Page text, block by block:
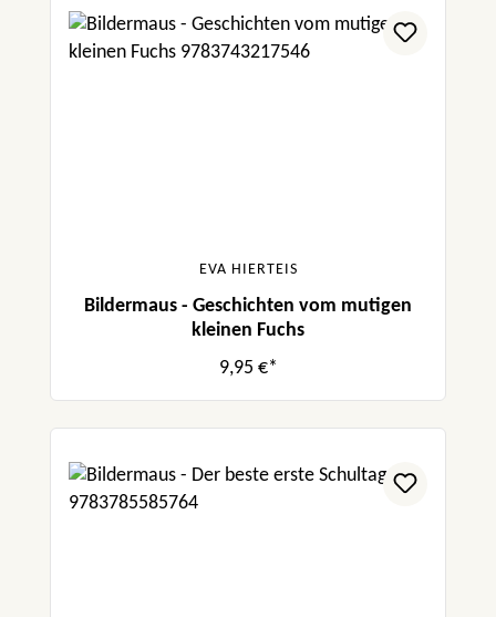
EVA HIERTEIS
Bildermaus - Geschichten vom mutigen
kleinen Fuchs
9,95 €*